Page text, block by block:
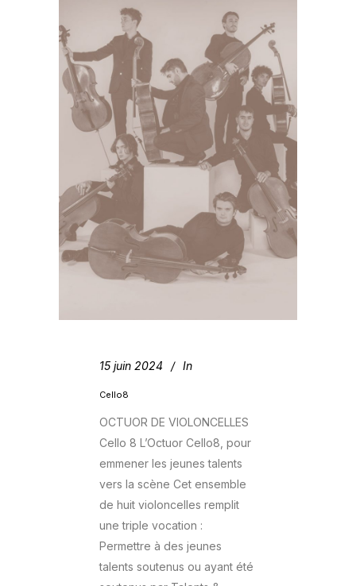
15 juin 2024 In
Cello8
OCTUOR DE VIOLONCELLES
Cello 8 L’Octuor Cello8, pour
emmener les jeunes talents
vers la scène Cet ensemble
de huit violoncelles remplit
une triple vocation :
Permettre à des jeunes
talents soutenus ou ayant été